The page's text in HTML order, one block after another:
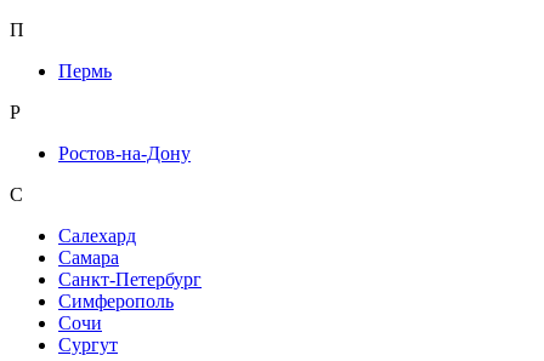
П
Пермь
Р
Ростов-на-Дону
С
Салехард
Самара
Санкт-Петербург
Симферополь
Сочи
Сургут